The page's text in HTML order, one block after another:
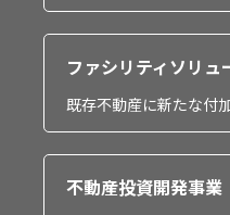
ファシリティソリュ
既存不動産に新たな付
不動産投資開発事業